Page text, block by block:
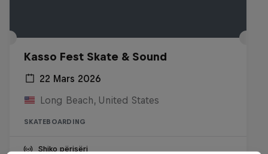
Kasso Fest Skate & Sound
22 Mars 2026
Long Beach, United States
SKATEBOARDING
Shiko përisëri